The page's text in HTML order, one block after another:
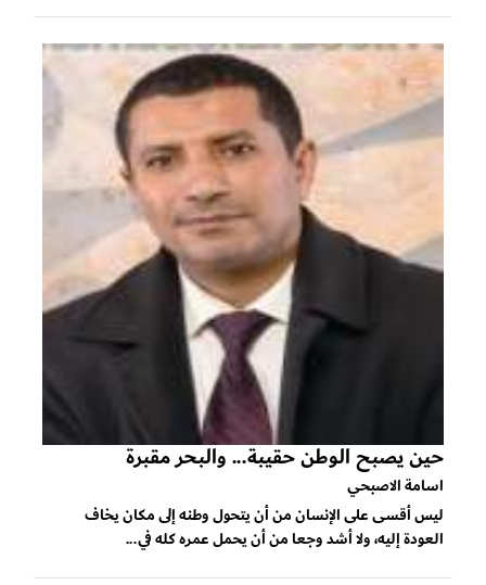
حين يصبح الوطن حقيبة... والبحر مقبرة
اسامة الاصبحي
ليس أقسى على الإنسان من أن يتحول وطنه إلى مكان يخاف
العودة إليه، ولا أشد وجعا من أن يحمل عمره كله في...